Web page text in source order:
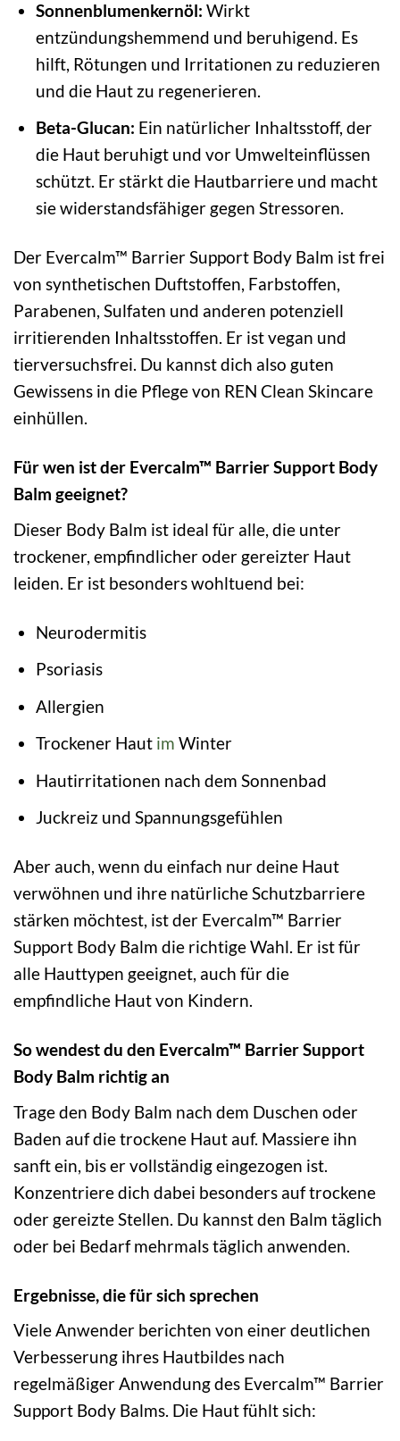
Sonnenblumenkernöl: Wirkt
entzündungshemmend und beruhigend. Es
hilft, Rötungen und Irritationen zu reduzieren
und die Haut zu regenerieren.
Beta-Glucan: Ein natürlicher Inhaltsstoff, der
die Haut beruhigt und vor Umwelteinflüssen
schützt. Er stärkt die Hautbarriere und macht
sie widerstandsfähiger gegen Stressoren.
Der Evercalm™ Barrier Support Body Balm ist frei
von synthetischen Duftstoffen, Farbstoffen,
Parabenen, Sulfaten und anderen potenziell
irritierenden Inhaltsstoffen. Er ist vegan und
tierversuchsfrei. Du kannst dich also guten
Gewissens in die Pflege von REN Clean Skincare
einhüllen.
Für wen ist der Evercalm™ Barrier Support Body
Balm geeignet?
Dieser Body Balm ist ideal für alle, die unter
trockener, empfindlicher oder gereizter Haut
leiden. Er ist besonders wohltuend bei:
Neurodermitis
Psoriasis
Allergien
Trockener Haut im Winter
Hautirritationen nach dem Sonnenbad
Juckreiz und Spannungsgefühlen
Aber auch, wenn du einfach nur deine Haut
verwöhnen und ihre natürliche Schutzbarriere
stärken möchtest, ist der Evercalm™ Barrier
Support Body Balm die richtige Wahl. Er ist für
alle Hauttypen geeignet, auch für die
empfindliche Haut von Kindern.
So wendest du den Evercalm™ Barrier Support
Body Balm richtig an
Trage den Body Balm nach dem Duschen oder
Baden auf die trockene Haut auf. Massiere ihn
sanft ein, bis er vollständig eingezogen ist.
Konzentriere dich dabei besonders auf trockene
oder gereizte Stellen. Du kannst den Balm täglich
oder bei Bedarf mehrmals täglich anwenden.
Ergebnisse, die für sich sprechen
Viele Anwender berichten von einer deutlichen
Verbesserung ihres Hautbildes nach
regelmäßiger Anwendung des Evercalm™ Barrier
Support Body Balms. Die Haut fühlt sich: